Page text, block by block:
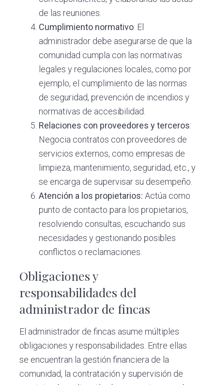
de las reuniones.
Cumplimiento normativo: El
administrador debe asegurarse de que la
comunidad cumpla con las normativas
legales y regulaciones locales, como por
ejemplo, el cumplimiento de las normas
de seguridad, prevención de incendios y
normativas de accesibilidad.
Relaciones con proveedores y terceros:
Negocia contratos con proveedores de
servicios externos, como empresas de
limpieza, mantenimiento, seguridad, etc., y
se encarga de supervisar su desempeño.
Atención a los propietarios: Actúa como
punto de contacto para los propietarios,
resolviendo consultas, escuchando sus
necesidades y gestionando posibles
conflictos o reclamaciones.
Obligaciones y
responsabilidades del
administrador de fincas
El administrador de fincas asume múltiples
obligaciones y responsabilidades. Entre ellas
se encuentran la gestión financiera de la
comunidad, la contratación y supervisión de